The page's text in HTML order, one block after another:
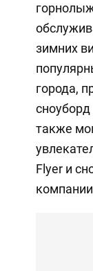
зимних
города,
также
Flyer и